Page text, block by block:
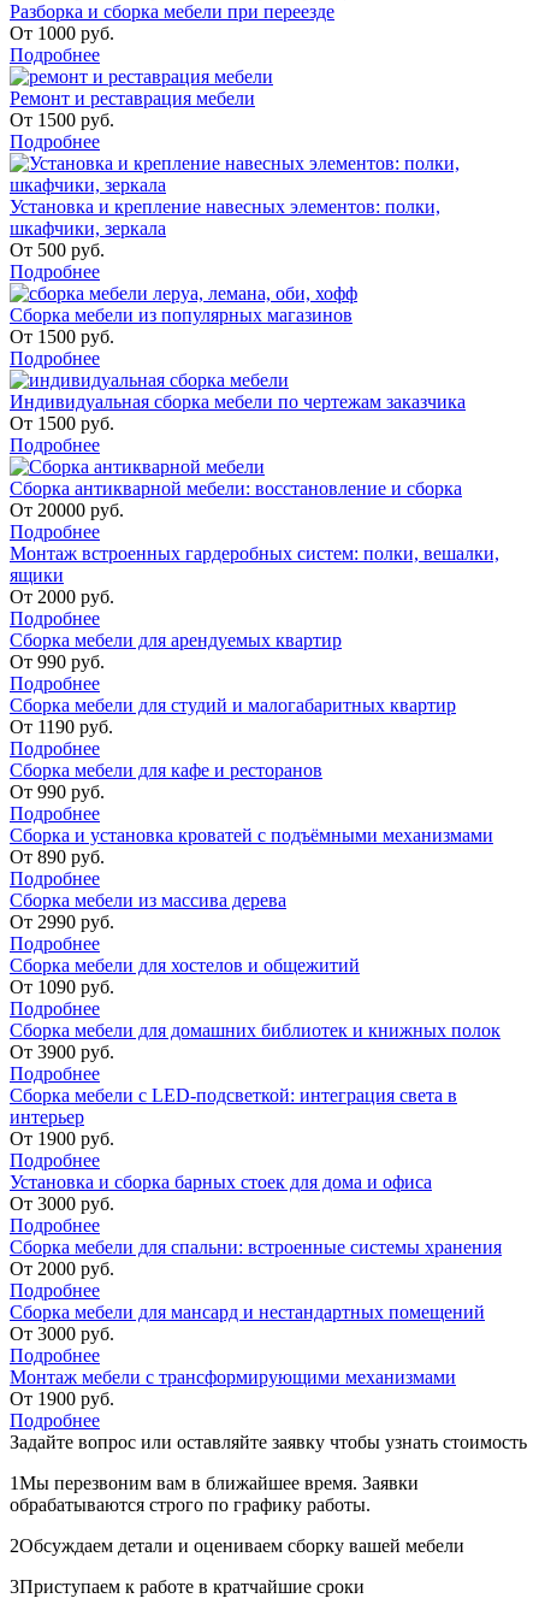
Разборка и сборка мебели при переезде
От 1000 руб.
Подробнее
Ремонт и реставрация мебели
От 1500 руб.
Подробнее
Установка и крепление навесных элементов: полки,
шкафчики, зеркала
От 500 руб.
Подробнее
Сборка мебели из популярных магазинов
От 1500 руб.
Подробнее
Индивидуальная сборка мебели по чертежам заказчика
От 1500 руб.
Подробнее
Сборка антикварной мебели: восстановление и сборка
От 20000 руб.
Подробнее
Монтаж встроенных гардеробных систем: полки, вешалки,
ящики
От 2000 руб.
Подробнее
Сборка мебели для арендуемых квартир
От 990 руб.
Подробнее
Сборка мебели для студий и малогабаритных квартир
От 1190 руб.
Подробнее
Сборка мебели для кафе и ресторанов
От 990 руб.
Подробнее
Сборка и установка кроватей с подъёмными механизмами
От 890 руб.
Подробнее
Сборка мебели из массива дерева
От 2990 руб.
Подробнее
Сборка мебели для хостелов и общежитий
От 1090 руб.
Подробнее
Сборка мебели для домашних библиотек и книжных полок
От 3900 руб.
Подробнее
Сборка мебели с LED-подсветкой: интеграция света в
интерьер
От 1900 руб.
Подробнее
Установка и сборка барных стоек для дома и офиса
От 3000 руб.
Подробнее
Сборка мебели для спальни: встроенные системы хранения
От 2000 руб.
Подробнее
Сборка мебели для мансард и нестандартных помещений
От 3000 руб.
Подробнее
Монтаж мебели с трансформирующими механизмами
От 1900 руб.
Подробнее
Задайте вопрос или оставляйте заявку чтобы узнать стоимость
1Мы перезвоним вам в ближайшее время. Заявки
обрабатываются строго по графику работы.
2Обсуждаем детали и оцениваем сборку вашей мебели
3Приступаем к работе в кратчайшие сроки